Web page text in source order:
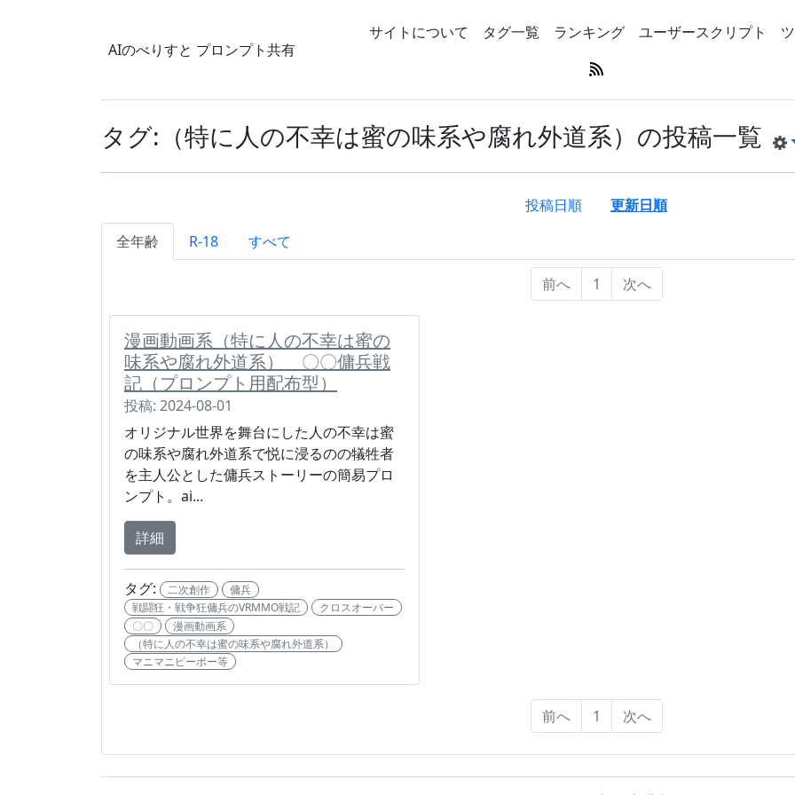
AIのべりすと プロンプト共有
サイトについて タグ一覧 ランキング ユーザースクリプト
タグ:（特に人の不幸は蜜の味系や腐れ外道系）の投稿一覧
投稿日順
更新日順
全年齢
R-18 すべて
前へ 1 次へ
漫画動画系（特に人の不幸は蜜の
味系や腐れ外道系） 〇〇傭兵戦
記（プロンプト用配布型）
投稿: 2024-08-01
オリジナル世界を舞台にした人の不幸は蜜
の味系や腐れ外道系で悦に浸るのの犠牲者
を主人公とした傭兵ストーリーの簡易プロ
ンプト。ai...
詳細
タグ: 二次創作
傭兵
戦闘狂・戦争狂傭兵のVRMMO戦記
クロスオーバー
〇〇
漫画動画系
（特に人の不幸は蜜の味系や腐れ外道系）
マニマニピーポー等
前へ 1 次へ